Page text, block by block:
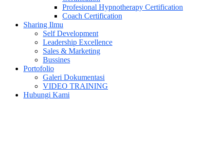
Profesional Hypnotherapy Certification
Coach Certification
Sharing Ilmu
Self Development
Leadership Excellence
Sales & Marketing
Bussines
Portofolio
Galeri Dokumentasi
VIDEO TRAINING
Hubungi Kami